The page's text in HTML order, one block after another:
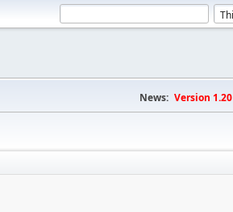
News: Version 1.20